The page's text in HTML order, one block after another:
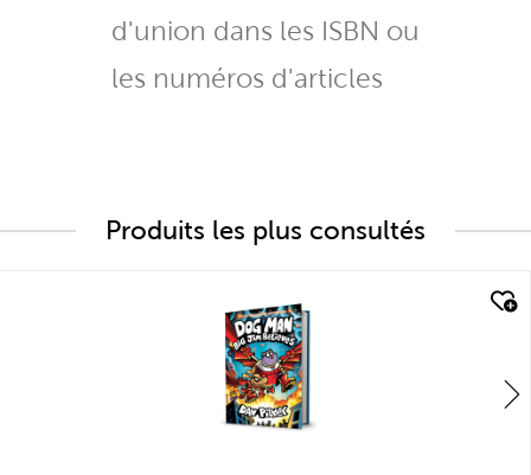
d'union dans les ISBN ou
les numéros d'articles
Produits les plus consultés